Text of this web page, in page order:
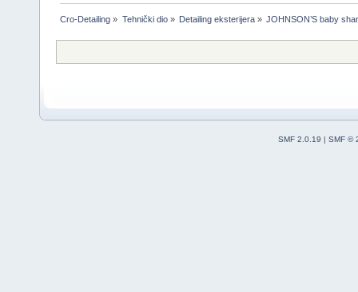
Cro-Detailing » Tehnički dio» Detailing eksterijera» JOHNSON’S baby
SMF 2.0.19 | SMF ©